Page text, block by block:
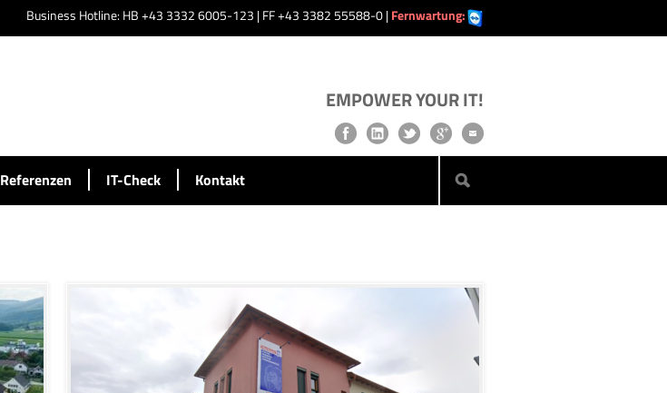
Business Hotline: HB +43 3332 6005-123 | FF +43 3382 55588-0 |Fernwartung:
EMPOWER YOUR IT!
Referenzen IT-Check Kontakt